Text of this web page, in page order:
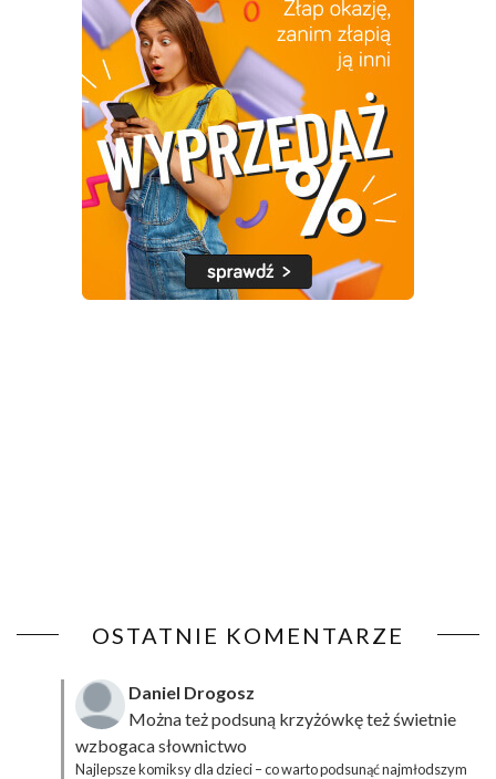
OSTATNIE KOMENTARZE
Daniel Drogosz
Można też podsuną krzyżówkęteż świetnie
wzbogaca słownictwo
Najlepsze komiksy dla dzieci – co warto podsunąć najmłodszym